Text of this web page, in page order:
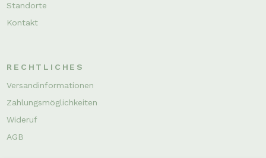
Standorte
Kontakt
RECHTLICHES
Versandinformationen
Zahlungsmöglichkeiten
Wideruf
AGB